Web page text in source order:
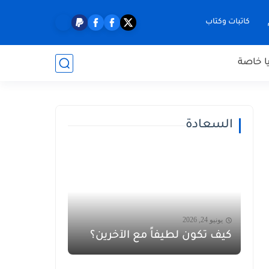
كاتبات وكتاب
خاصة
السعادة
يونيو 24, 2026
كيف تكون لطيفاً مع الآخرين؟